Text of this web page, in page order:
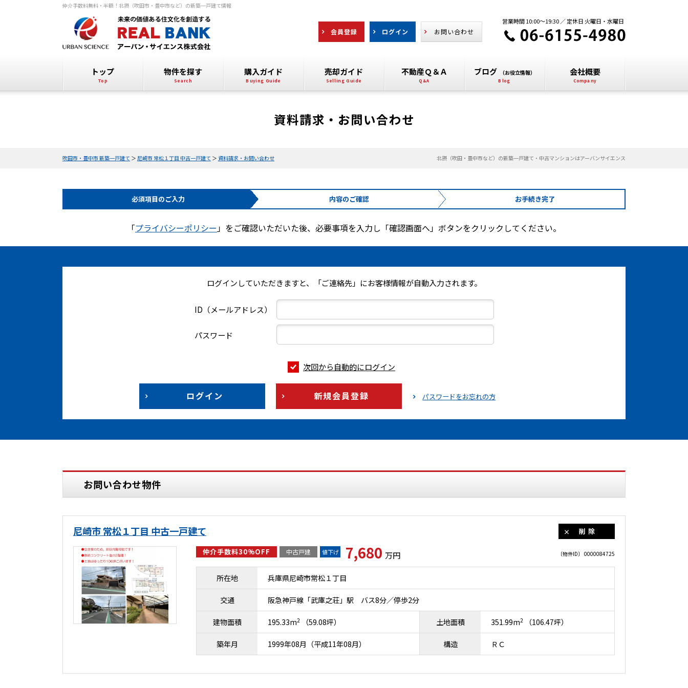
仲介手数料無料・半額！北摂（吹田市・豊中市など）の新築一戸建て情報
会員登録 ログイン お問い合わせ
営業時間 10:00～19:30 ／ 定休日 火曜日・水曜日
トップ 物件を探す 購入ガイド 売却ガイド 不動産Ｑ＆Ａ ブログ （お役立情報） 会社概要
資料請求・お問い合わせ
吹田市・豊中市 新築一戸建て ＞ 尼崎市 常松１丁目 中古一戸建て ＞ 資料請求・お問い合わせ 北摂（吹田・豊中市など）の新築一戸建て・中古マンションはアーバンサイエンス
必須項目のご入力 内容のご確認 お手続き完了
「プライバシーポリシー」をご確認いただいた後、必要事項を入力し「確認画面へ」ボタンをクリックしてください。
ログインしていただきますと、「ご連絡先」にお客様情報が自動入力されます。
ID（メールアドレス）
パスワード
次回から自動的にログイン
ログイン 新規会員登録 パスワードをお忘れの方
お問い合わせ物件
尼崎市 常松１丁目 中古一戸建て 削除
〔物件ID〕 0000084725
仲介手数料30%OFF 中古戸建 値下げ 7,680 万円
所在地 兵庫県尼崎市常松１丁目
交通 阪急神戸線「武庫之荘」駅 バス8分／停歩2分
建物面積 195.33m2 （59.08坪） 土地面積 351.99m2 （106.47坪）
築年月 1999年08月（平成11年08月） 構造 ＲＣ